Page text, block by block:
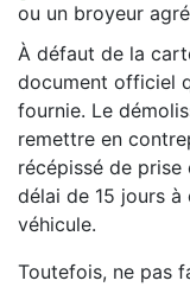
ou un broyeur
À défaut de la
document officiel
fournie. Le
remettre en
récépissé de
délai de 15 jours
véhicule.
Toutefois, ne pas